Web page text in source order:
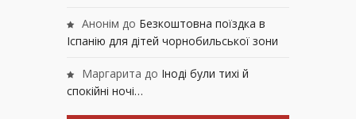
Анонім до Безкоштовна поїздка в
Іспанію для дітей чорнобильської зони
Маргарита до Іноді були тихі й
спокійні ночі…